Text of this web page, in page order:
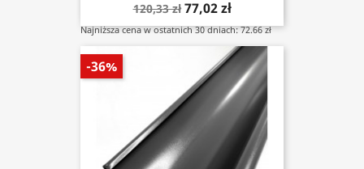
120,33 zł 77,02 zł
Najniższa cena w ostatnich 30 dniach: 72.66 zł
-36%